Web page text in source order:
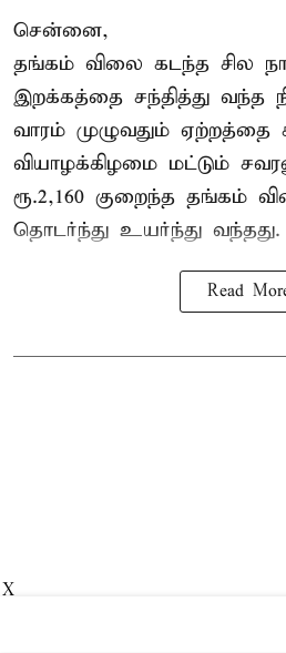
சென்னை,
தங்கம் விலை கடந்த சில
இறக்கத்தை சந்தித்து வந்த
வாரம் முழுவதும் ஏற்றத்தை
வியாழக்கிழமை மட்டும்
ரூ.2,160 குறைந்த தங்கம்
தொடர்ந்து உயர்ந்து வந்தது.
Read
X